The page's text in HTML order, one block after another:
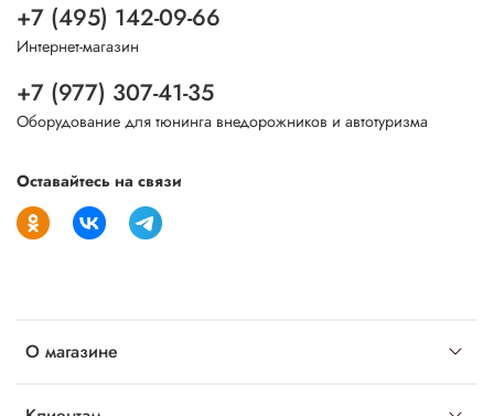
О магазине
+7 (495) 142-09-66
Интернет-магазин
+7 (977) 307-41-35
Оборудование для тюнинга внедорожников и автотуризма
Оставайтесь на связи